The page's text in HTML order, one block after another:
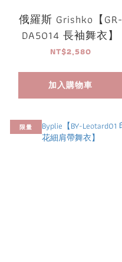
俄羅斯 Grishko【GR-
DA5014 長袖舞衣】
NT$2,580
加入購物車
限量